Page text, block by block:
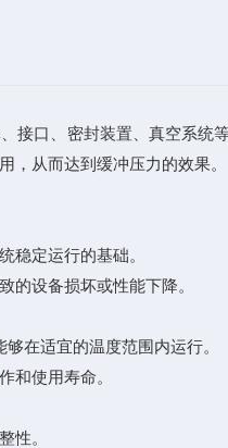
接口、密封装置、真空系
，从而达到缓冲压力的效果。
定运行的基础。
设备损坏或性能下降。
在适宜的温度范围内运行。
使用寿命。
性。